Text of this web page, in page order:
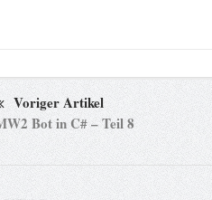
Voriger Artikel
Bot in C# – Teil 8